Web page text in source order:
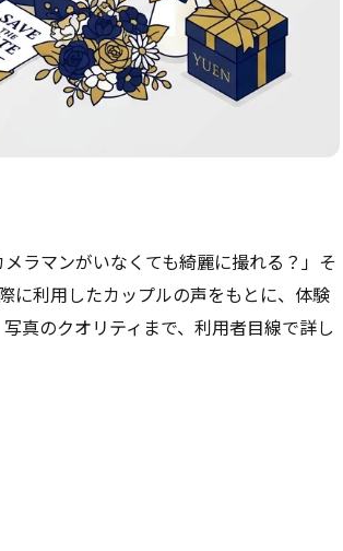
ラマンがいなくても綺麗に撮れる？」そ
に利用したカップルの声をもとに、体験
真のクオリティまで、利用者目線で詳し